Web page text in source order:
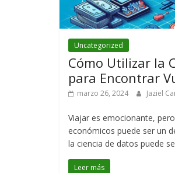
Uncategorized
Cómo Utilizar la
para Encontrar
marzo 26, 2024 Jaziel
Viajar es emocionante,
económicos puede ser un
la ciencia de datos puede
Leer más